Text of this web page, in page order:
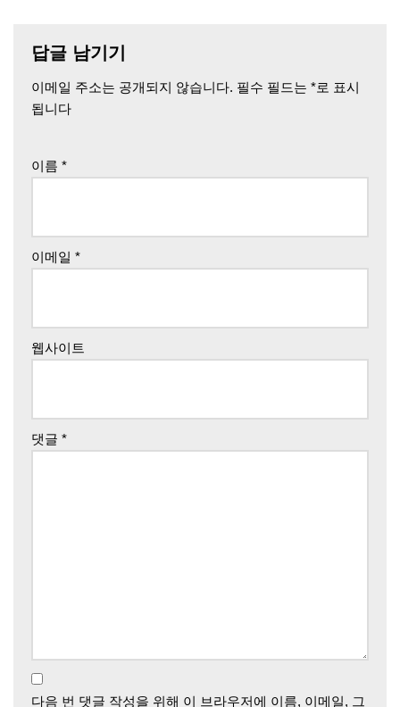
답글 남기기
이메일 주소는 공개되지 않습니다. 필수 필드는 *로 표시
됩니다
이름 *
이메일 *
웹사이트
댓글 *
다음 번 댓글 작성을 위해 이 브라우저에 이름, 이메일, 그